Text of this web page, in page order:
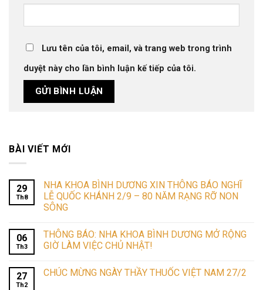
Lưu tên của tôi, email, và trang web trong trình
duyệt này cho lần bình luận kế tiếp của tôi.
BÀI VIẾT MỚI
29
Th8
NHA KHOA BÌNH DƯƠNG XIN THÔNG BÁO NGHĨ
LỄ QUỐC KHÁNH 2/9 – 80 NĂM RẠNG RỠ NON
SÔNG
06
Th3
THÔNG BÁO: NHA KHOA BÌNH DƯƠNG MỞ RỘNG
GIỜ LÀM VIỆC CHỦ NHẬT!
27
Th2
CHÚC MỪNG NGÀY THẦY THUỐC VIỆT NAM 27/2